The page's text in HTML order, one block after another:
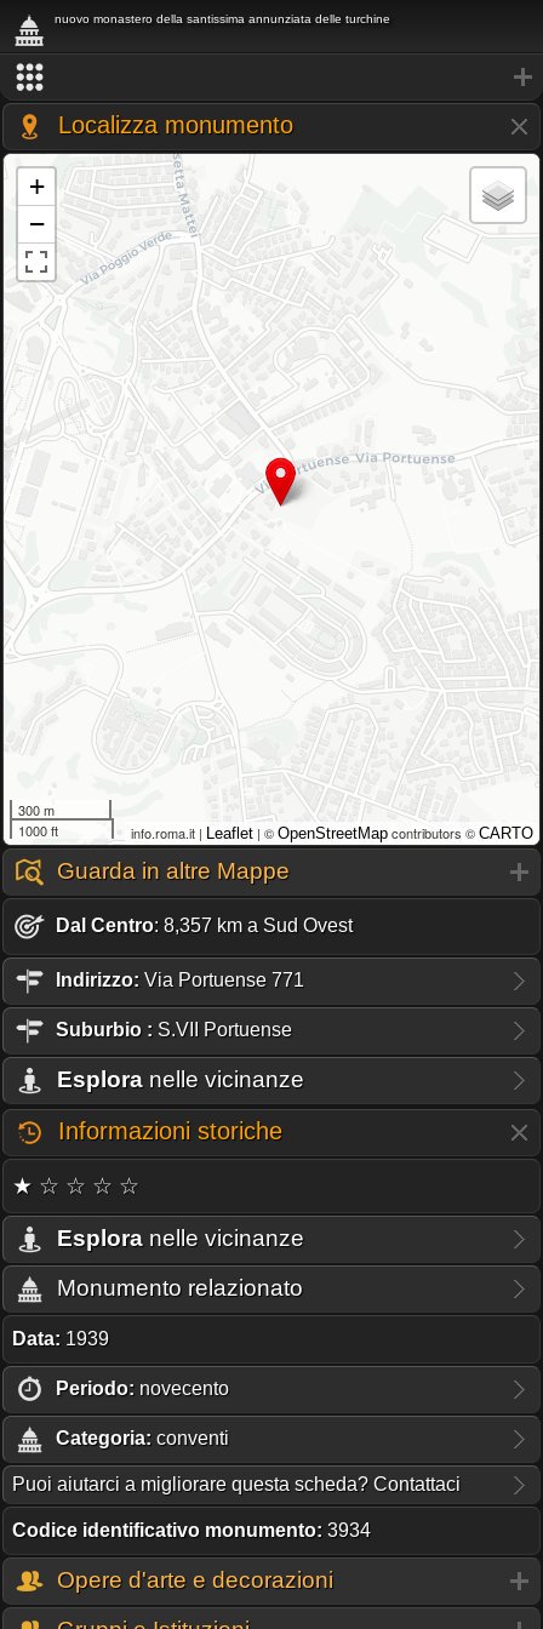
nuovo monastero della santissima annunziata delle turchine
Localizza monumento
+
−
300 m
1000 ft
info.roma.it | Leaflet | © OpenStreetMap contributors © CARTO
Guarda in altre Mappe
Dal Centro: 8,357 km a Sud Ovest
Indirizzo: Via Portuense 771
Suburbio : S.VII Portuense
Esplora nelle vicinanze
Informazioni storiche
★ ☆ ☆ ☆ ☆
Esplora nelle vicinanze
Monumento relazionato
Data: 1939
Periodo: novecento
Categoria: conventi
Puoi aiutarci a migliorare questa scheda? Contattaci
Codice identificativo monumento: 3934
Opere d'arte e decorazioni